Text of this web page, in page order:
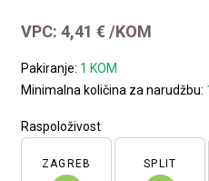
VPC:4,41€ /KOM
Pakiranje: 1 KOM
Minimalna količina za narudžbu:
Raspoloživost
ZAGREB SPLIT